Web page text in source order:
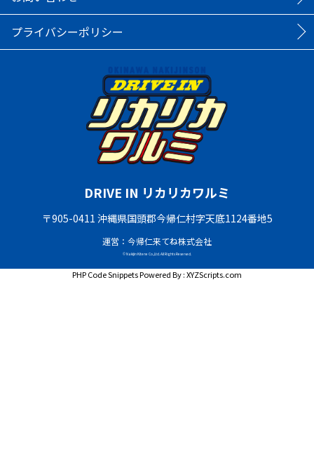
プライバシーポリシー
DRIVE IN リカリカワルミ
〒905-0411 沖縄県国頭郡今帰仁村字天底1124番地5
運営：今帰仁来てね株式会社
© Nakijin Kitene Co.,Ltd. All Rights Reserved.
PHP Code SnippetsPowered By :XYZScripts.com